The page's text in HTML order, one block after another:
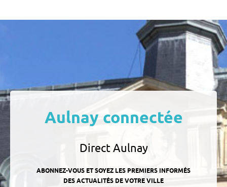
Aulnay connectée
Direct Aulnay
ABONNEZ-VOUS ET SOYEZ LES PREMIERS INFORMÉS
DES ACTUALITÉS DE VOTRE VILLE